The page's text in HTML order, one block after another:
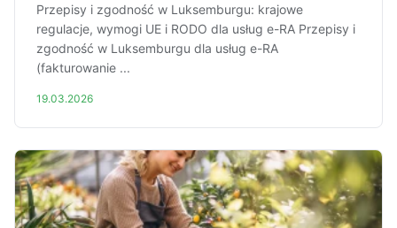
Przepisy i zgodność w Luksemburgu: krajowe
regulacje, wymogi UE i RODO dla usług e-RA Przepisy i
zgodność w Luksemburgu dla usług e-RA
(fakturowanie ...
19.03.2026